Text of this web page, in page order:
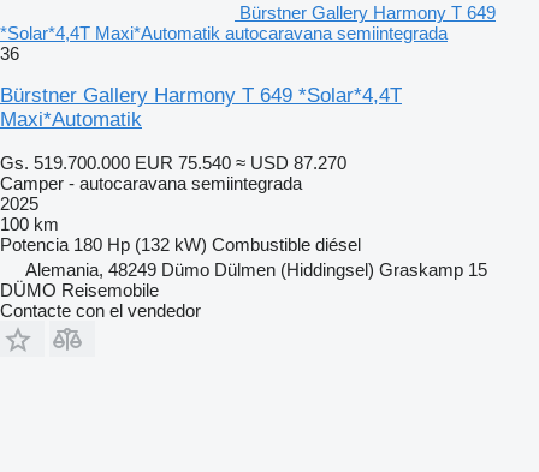
Bürstner Gallery Harmony T 649
*Solar*4,4T Maxi*Automatik autocaravana semiintegrada
36
Bürstner Gallery Harmony T 649 *Solar*4,4T
Maxi*Automatik
Gs. 519.700.000 EUR 75.540 ≈ USD 87.270
Camper - autocaravana semiintegrada
2025
100 km
Potencia 180 Hp (132 kW) Combustible diésel
Alemania, 48249 Dümo Dülmen (Hiddingsel) Graskamp 15
DÜMO Reisemobile
Contacte con el vendedor